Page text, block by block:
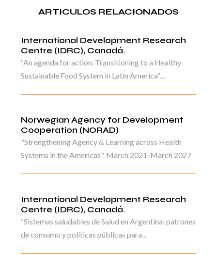
ARTICULOS RELACIONADOS
International Development Research
Centre (IDRC), Canadá.
“An agenda for action. Transitioning to a Healthy
Sustainable Food System in Latin America”....
Norwegian Agency for Development
Cooperation (NORAD)
"Strengthening Agency & Learning across Health
Systems in the Americas". March 2021-March 2027
International Development Research
Centre (IDRC), Canadá.
“Sistemas saludables de Salud en Argentina: patrones
de consumo y políticas públicas para...